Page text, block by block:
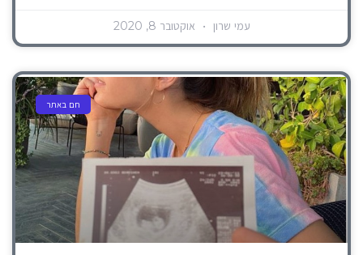
עמי שרון אוקטובר 8, 2020
חם באתר